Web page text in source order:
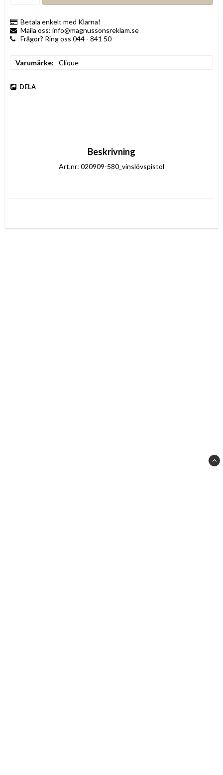
Betala enkelt med Klarna!
Maila oss: info@magnussonsreklam.se
Frågor? Ring oss 044 - 841 50
Varumärke Clique
DELA
Beskrivning
Art.nr: 020909-580_vinslövspistol